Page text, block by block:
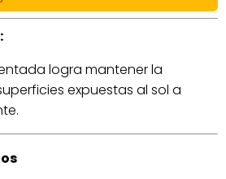
logra mantener la
expuestas al sol a